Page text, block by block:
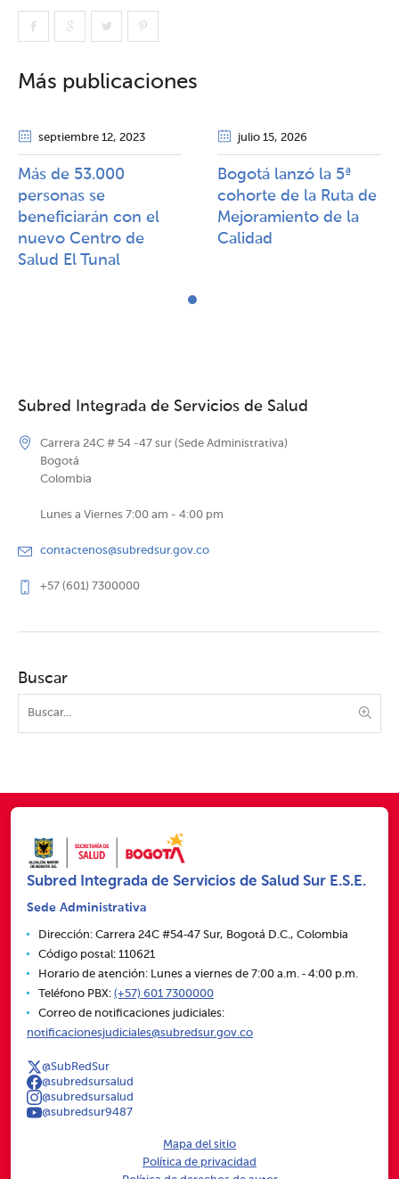
Más publicaciones
septiembre 12, 2023
Más de 53.000
personas se
beneficiarán con el
nuevo Centro de
Salud El Tunal
julio 15, 2026
Bogotá lanzó la 5ª
cohorte de la Ruta de
Mejoramiento de la
Calidad​​
Subred Integrada de Servicios de Salud
Carrera 24C # 54 -47 sur (Sede Administrativa)
Bogotá
Colombia
Lunes a Viernes 7:00 am - 4:00 pm
contactenos@subredsur.gov.co
+57 (601) 7300000
Buscar
Subred Integrada de Servicios de Salud Sur E.S.E.
Sede Administrativa
Dirección: Carrera 24C #54‑47 Sur, Bogotá D.C., Colombia
Código postal: 110621
Horario de atención: Lunes a viernes de 7:00 a.m. ‑ 4:00 p.m.
Teléfono PBX: (+57) 601 7300000
Correo de notificaciones judiciales:
notificacionesjudiciales@subredsur.gov.co
@SubRedSur
@subredsursalud
@subredsursalud
@subredsur9487
Mapa del sitio
Política de privacidad